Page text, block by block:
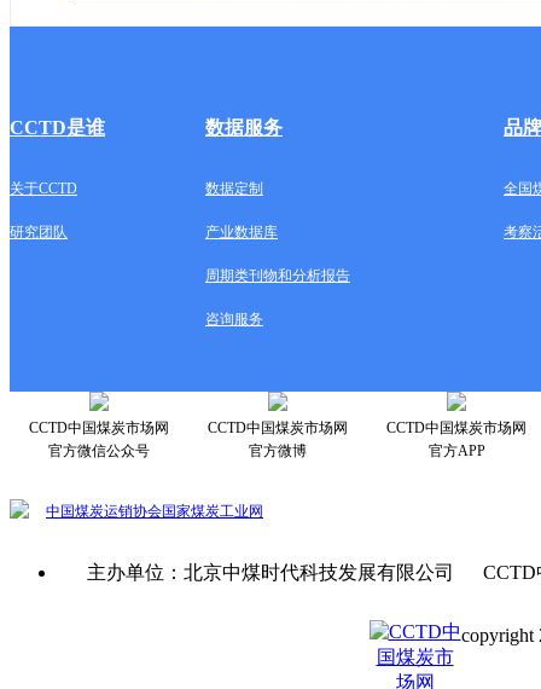
CCTD是谁 数据服务 品
关于CCTD 数据定制 全国
研究团队 产业数据库 考察
周期类刊物和分析报告
咨询服务
CCTD中国煤炭市场网
官方微信公众号
CCTD中国煤炭市场网
官方微博
CCTD中国煤炭市场网
官方APP
中国煤炭运销协会国家煤炭工业网
主办单位：北京中煤时代科技发展有限公司
copyright